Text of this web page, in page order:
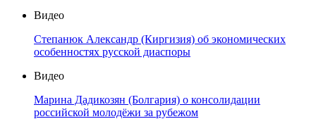
Видео
Степанюк Александр (Киргизия) об экономических
особенностях русской диаспоры
Видео
Марина Дадикозян (Болгария) о консолидации
российской молодёжи за рубежом